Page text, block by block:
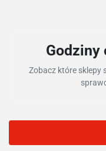
Godziny
Zobacz które sklepy